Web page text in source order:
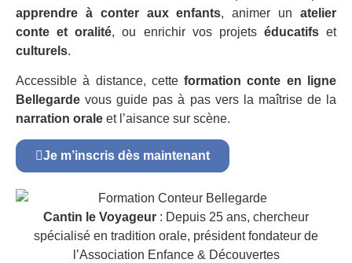
apprendre à conter aux enfants, animer unatelier
conte et oralité, ou enrichir vos projets éducatifset
culturels.
Accessible à distance, cetteformation conte en ligne
Bellegarde vous guide pas à pas vers la maîtrise de la
narration orale et l’aisance sur scène.
Je m’inscris dès maintenant
Cantin le Voyageur : Depuis 25 ans, chercheur
spécialisé en tradition orale, président fondateur de
l’Association Enfance & Découvertes